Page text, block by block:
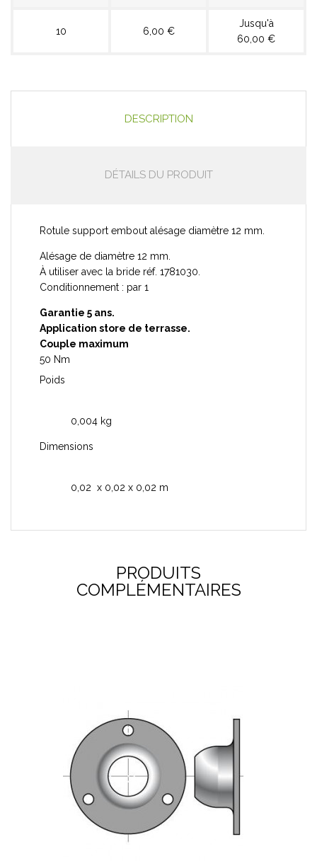
10 6,00 €
Jusqu'à
60,00 €
DESCRIPTION
DÉTAILS DU PRODUIT
Rotule support embout alésage diamètre 12 mm.
Alésage de diamètre 12 mm.
À utiliser avec la bride réf. 1781030.
Conditionnement : par 1
Garantie 5 ans.
Application store de terrasse.
Couple maximum
50 Nm
Poids
0,004 kg
Dimensions
0,02 x 0,02 x 0,02 m
PRODUITS
COMPLÉMENTAIRES